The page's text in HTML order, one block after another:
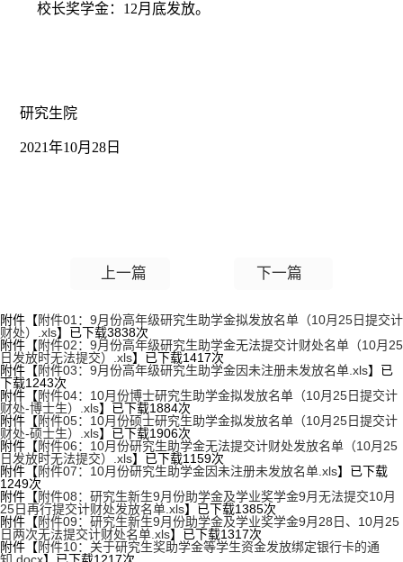
校长奖学金： 12月底发放。
研究生院
2021年10月 28日
上一篇 下一篇
附件【附件01：9月份高年级研究生助学金拟发放名单（10月25日提交计
财处）.xls】已下载3838次
附件【附件02：9月份高年级研究生助学金无法提交计财处名单（10月25
日发放时无法提交）.xls】已下载1417次
附件【附件03：9月份高年级研究生助学金因未注册未发放名单.xls】已
下载1243次
附件【附件04：10月份博士研究生助学金拟发放名单（10月25日提交计
财处-博士生）.xls】已下载1884次
附件【附件05：10月份硕士研究生助学金拟发放名单（10月25日提交计
财处-硕士生）.xls】已下载1906次
附件【附件06：10月份研究生助学金无法提交计财处发放名单（10月25
日发放时无法提交）.xls】已下载1159次
附件【附件07：10月份研究生助学金因未注册未发放名单.xls】已下载
1249次
附件【附件08：研究生新生9月份助学金及学业奖学金9月无法提交10月
25日再行提交计财处发放名单.xls】已下载1385次
附件【附件09：研究生新生9月份助学金及学业奖学金9月28日、10月25
日两次无法提交计财处名单.xls】已下载1317次
附件【附件10：关于研究生奖助学金等学生资金发放绑定银行卡的通
知.docx】已下载1217次